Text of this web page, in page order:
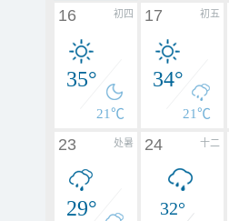
初四
16
35°
21℃
初五
17
34°
21℃
处暑
23
29°
十二
24
32°